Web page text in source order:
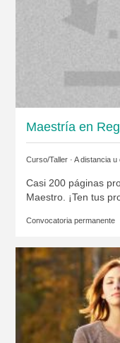
Maestría en
Curso/Taller · A distancia u
Casi 200 páginas
Maestro. ¡Ten tus
Convocatoria permanente